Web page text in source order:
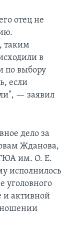
отец не
таким
в
по выбору
если
— заявил
дело за
Жданова,
им. О. Е.
исполнилось
уголовного
и активной